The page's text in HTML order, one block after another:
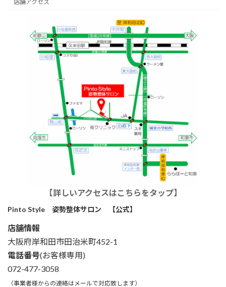
店舗アクセス
【詳しいアクセスはこちらをタップ】
Pinto Style 姿勢整体サロン 【公式】
店舗情報
大阪府岸和田市田治米町452-1
電話番号(お客様専用)
072-477-3058
（事業者様からの連絡はメールで対応致します）